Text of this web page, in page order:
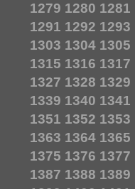
1279 1280 1281
1291 1292 1293
1303 1304 1305
1315 1316 1317
1327 1328 1329
1339 1340 1341
1351 1352 1353
1363 1364 1365
1375 1376 1377
1387 1388 1389